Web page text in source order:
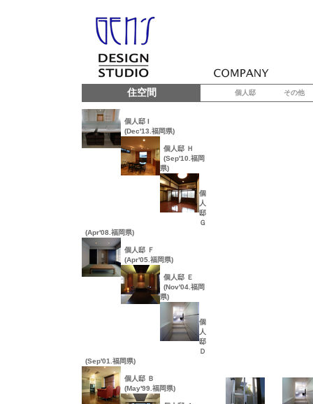
住空間 個人邸 その他
個人邸 I
(Dec'13.福岡県)
個人邸 Ｈ
(Sep'10.福岡
県)
個
人
邸
Ｇ
(Apr'08.福岡県)
個人邸 Ｆ
(Apr'05.福岡県)
個人邸 Ｅ
(Nov'04.福岡
県)
個
人
邸
Ｄ
(Sep'01.福岡県)
個人邸 Ｂ
(May'99.福岡県)